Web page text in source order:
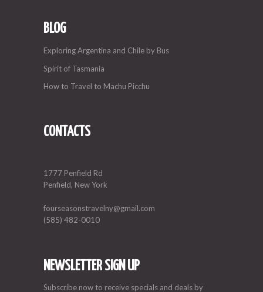
BLOG
Exploring Argentina and Chile by Bus
Spirit of Tasmania
How to Travel to Machu Picchu
CONTACTS
1777 Penfield Rd
Penfield, New York
fourseasonstravelny@gmail.com
(585) 482-0010
NEWSLETTER SIGN UP
Subscribe now to receive specials and deals by